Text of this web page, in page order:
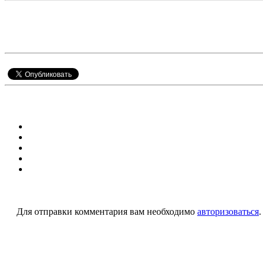
Для отправки комментария вам необходимо авторизоваться.